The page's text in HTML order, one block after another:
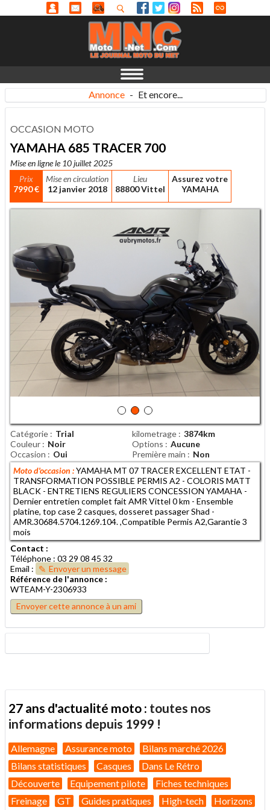
Annonce - Et encore...
OCCASION MOTO
YAMAHA 685 TRACER 700
Mise en ligne le 10 juillet 2025
Prix
7990 €
Mise en circulation
12 janvier 2018
Lieu
88800 Vittel
Assurez votre
YAMAHA
Catégorie Trial kilometrage
3874km
Couleur
Noir Options
Aucune
Occasion
Oui Première main
Non
Moto d'occasion :YAMAHA MT 07 TRACER EXCELLENT ETAT -
TRANSFORMATION POSSIBLE PERMIS A2 - COLORIS MATT
BLACK - ENTRETIENS REGULIERS CONCESSION YAMAHA -
Dernier entretien complet fait AMR Vittel 0 km - Ensemble
platine, top case 2 casques, dosseret passager Shad -
AMR.30684.5704.1269.104. ,Compatible Permis A2,Garantie 3
mois
Contact :
Téléphone : 03 29 08 45 32
Email :
Envoyer un message
Référence de l'annonce :
WTEAM-Y-2306933
Envoyer cette annonce à un ami
27 ans d'actualité moto : toutes nos
informations depuis 1999 !
Allemagne Assurance moto
Bilans marché 2026
Bilans statistiques
Casques
Dans Le Rétro
Découverte
Equipement pilote
Fiches techniques
Freinage
GT Guides pratiques High-tech Horizons